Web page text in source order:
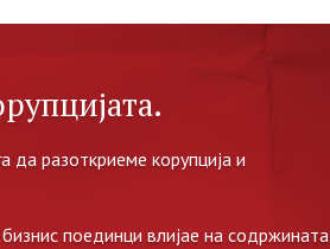
да разоткриеме корупција и
поединци влијае на содржината